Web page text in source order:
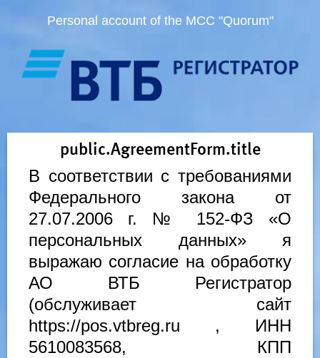
Personal account of the MCC "Quorum"
public.AgreementForm.title
В соответствии с требованиями
Федерального закона от
27.07.2006 г. № 152-ФЗ «О
персональных данных» я
выражаю согласие на обработку
АО ВТБ Регистратор
(обслуживает сайт
https://pos.vtbreg.ru , ИНН
5610083568, КПП